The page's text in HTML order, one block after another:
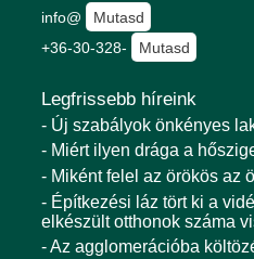
info@
Mutasd
+36-30-328-
Mutasd
Legfrissebb híreink
- Új szabályok önkényes
- Miért ilyen drága a
- Miként felel az örökös az
- Építkezési láz tört ki a
elkészült otthonok száma
- Az agglomerációba